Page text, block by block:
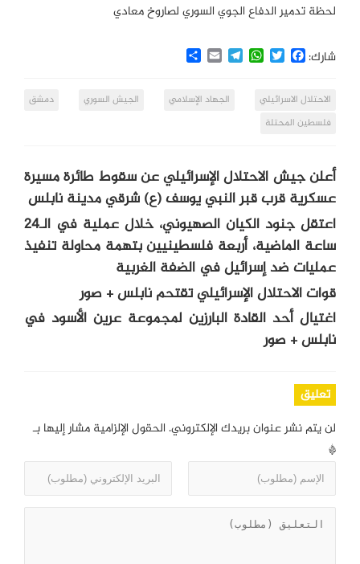
لحظة تدمير الدفاع الجوي السوري لصاروخ معادي
شارك: Facebook
Twitter
WhatsApp
Telegram
Email
Share
الاحتلال الاسرائيلي الجهاد الإسلامي الجيش السوري
دمشق
فلسطين المحتلة
أعلن جيش الاحتلال الإسرائيلي عن سقوط طائرة مسيرة
عسكرية قرب قبر النبي يوسف (ع) شرقي مدينة نابلس
اعتقل جنود الكيان الصهيوني، خلال عملية في الـ24
ساعة الماضية، أربعة فلسطينيين بتهمة محاولة تنفيذ
عمليات ضد إسرائيل في الضفة الغربية
قوات الاحتلال الإسرائيلي تقتحم نابلس + صور
اغتيال أحد القادة البارزين لمجموعة عرين الأسود في
نابلس + صور
تعليق
لن يتم نشر عنوان بريدك الإلكتروني. الحقول الإلزامية مشار إليها بـ
*